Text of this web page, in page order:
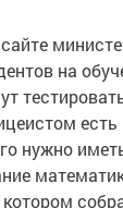
на
есть
нужно